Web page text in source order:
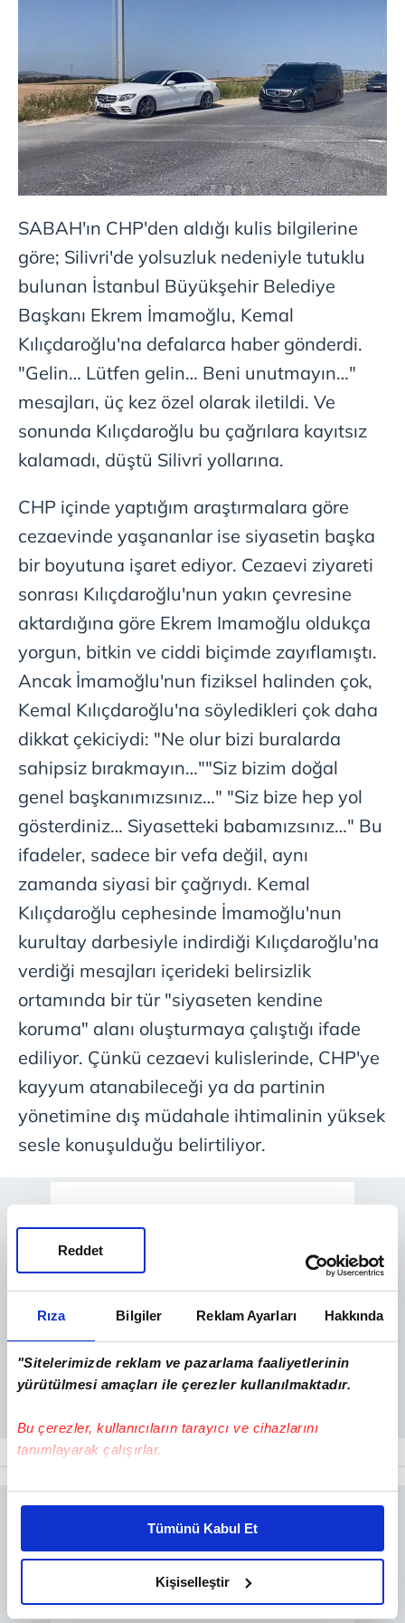
Rıza Bilgiler Reklam Ayarları Hakkında
"Sitelerimizde reklam ve pazarlama faaliyetlerinin
yürütülmesi amaçları ile çerezler kullanılmaktadır.
Bu çerezler, kullanıcıların tarayıcı ve cihazlarını
tanımlayarak çalışırlar.
Bu çerezlere izin vermeniz halinde sizlere özel
daha iyi reklam deneyimi yaşatabiliriz. Bunu yaparken
amacımızın size daha iyi bir reklam deneyimi sunmak
olduğunu ve sizlere en iyi içerikleri sunabilmek adına
elimizden gelen çabayı gösterdiğimizi ve bu noktada,
Tümünü Kabul Et
Kişiselleştir
Reddet
SABAH'ın CHP'den aldığı kulis bilgilerine
göre; Silivri'de yolsuzluk nedeniyle tutuklu
bulunan İstanbul Büyükşehir Belediye
Başkanı Ekrem İmamoğlu, Kemal
Kılıçdaroğlu'na defalarca haber gönderdi.
"Gelin… Lütfen gelin… Beni unutmayın…"
mesajları, üç kez özel olarak iletildi. Ve
sonunda Kılıçdaroğlu bu çağrılara kayıtsız
kalamadı, düştü Silivri yollarına.
CHP içinde yaptığım araştırmalara göre
cezaevinde yaşananlar ise siyasetin başka
bir boyutuna işaret ediyor. Cezaevi ziyareti
sonrası Kılıçdaroğlu'nun yakın çevresine
aktardığına göre Ekrem Imamoğlu oldukça
yorgun, bitkin ve ciddi biçimde zayıflamıştı.
Ancak İmamoğlu'nun fiziksel halinden çok,
Kemal Kılıçdaroğlu'na söyledikleri çok daha
dikkat çekiciydi: "Ne olur bizi buralarda
sahipsiz bırakmayın…""Siz bizim doğal
genel başkanımızsınız…" "Siz bize hep yol
gösterdiniz… Siyasetteki babamızsınız…" Bu
ifadeler, sadece bir vefa değil, aynı
zamanda siyasi bir çağrıydı. Kemal
Kılıçdaroğlu cephesinde İmamoğlu'nun
kurultay darbesiyle indirdiği Kılıçdaroğlu'na
verdiği mesajları içerideki belirsizlik
ortamında bir tür "siyaseten kendine
koruma" alanı oluşturmaya çalıştığı ifade
ediliyor. Çünkü cezaevi kulislerinde, CHP'ye
kayyum atanabileceği ya da partinin
yönetimine dış müdahale ihtimalinin yüksek
sesle konuşulduğu belirtiliyor.